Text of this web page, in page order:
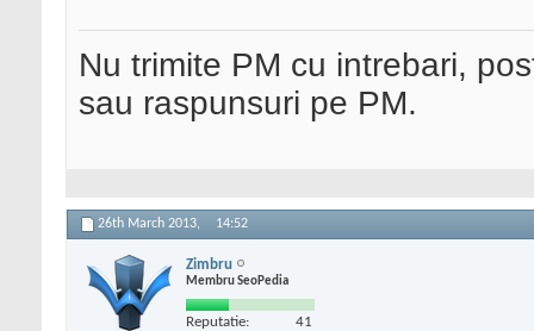
Nu trimite PM cu intrebari,
sau raspunsuri pe PM.
26th March 2013, 14:52
Zimbru
Membru SeoPedia
Reputatie: 41